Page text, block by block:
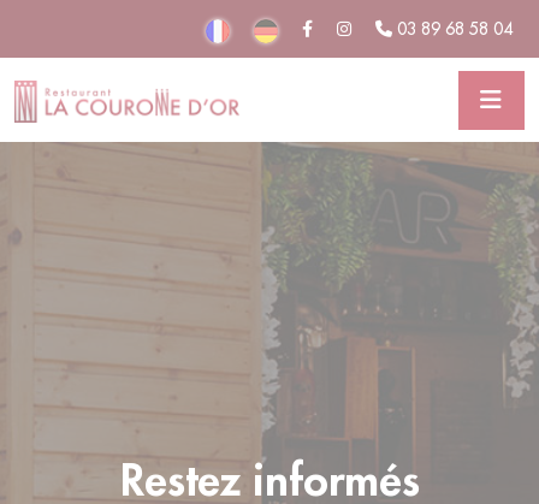
03 89 68 58 04
Restez informés
Panneau de gestion des cookies